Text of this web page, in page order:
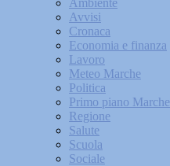
Ambiente
Avvisi
Cronaca
Economia e finanza
Lavoro
Meteo Marche
Politica
Primo piano Marche
Regione
Salute
Scuola
Sociale